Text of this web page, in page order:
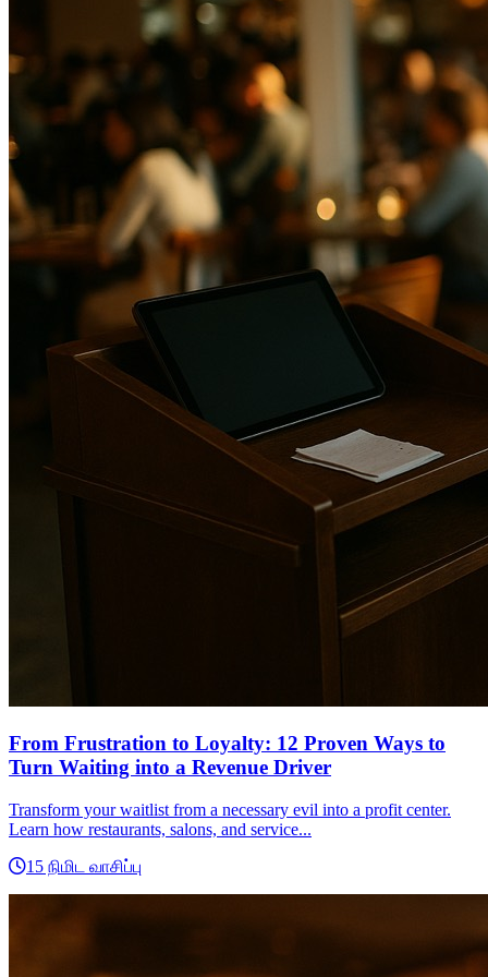
From Frustration to Loyalty: 12 Proven Ways to
Turn Waiting into a Revenue Driver
Transform your waitlist from a necessary evil into a profit center.
Learn how restaurants, salons, and service...
15 நிமிட வாசிப்பு